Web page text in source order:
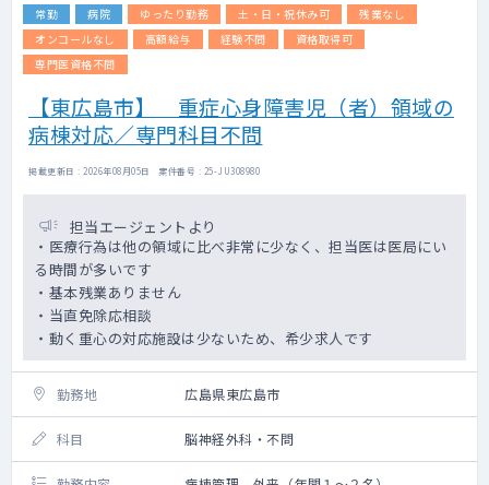
常勤 病院 ゆったり勤務 土・日・祝休み可
残業なし
オンコールなし
高額給与 経験不問
資格取得可
専門医資格不問
【東広島市】 重症心身障害児（者）領域の
病棟対応／専門科目不問
掲載更新日 : 2026年08月05日 案件番号 : 25-JU308980
担当エージェントより
・医療行為は他の領域に比べ非常に少なく、担当医は医局にい
る時間が多いです
・基本残業ありません
・当直免除応相談
・動く重心の対応施設は少ないため、希少求人です
勤務地 広島県東広島市
科目 脳神経外科・不問